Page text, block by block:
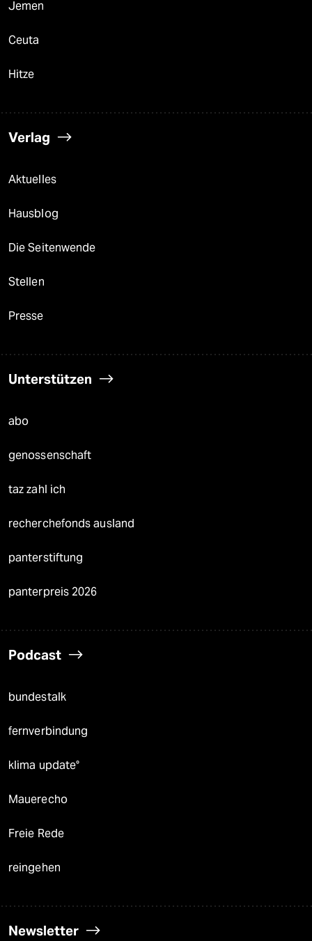
Jemen
Ceuta
Hitze
Verlag
Aktuelles
Hausblog
Die Seitenwende
Stellen
Presse
Unterstützen
abo
genossenschaft
taz zahl ich
recherchefonds ausland
panterstiftung
panterpreis 2026
Podcast
bundestalk
fernverbindung
klima update°
Mauerecho
Freie Rede
reingehen
Newsletter